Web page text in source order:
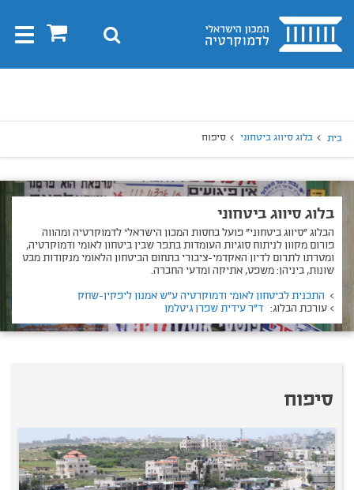
בית 0 חיפוש
בית בלוג סיווג ביטחוני סיפוח
בלוג סיווג ביטחוני
הבלוג ״סיווג ביטחוני״ פועל בחסות המכון הישראלי לדמוקרטיה ומהווה
פורום מקוון לניתוח סוגיות העומדות בתפר שבין ביטחון לאומי ודמוקרטיה,
ומטרתו לתרום לדיון האקדמי-ציבורי בתחום הביטחון הלאומי מנקודות מבט
שונות, ביניהן: משפט, אתיקה ומדעי החברה.
> התכנית לביטחון לאומי ודמוקרטיה ע"ש אמנון ליפקין-שחק
> עורכת הבלוג: ד"ר עידית שפרן גיטלמן
סיפוח